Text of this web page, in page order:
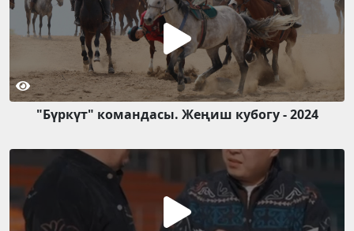
"Бүркүт" командасы. Жеңиш кубогу - 2024